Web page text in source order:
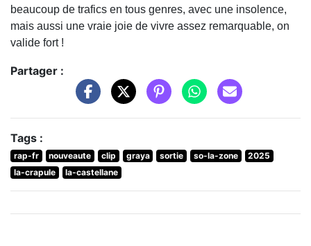
beaucoup de trafics en tous genres, avec une insolence,
mais aussi une vraie joie de vivre assez remarquable, on
valide fort !
Partager :
Tags :
rap-fr nouveaute clip graya sortie so-la-zone
2025
la-crapule
la-castellane